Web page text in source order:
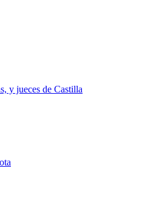
y jueces de Castilla